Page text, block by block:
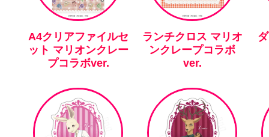
A4クリアファイルセ
ット マリオンクレー
プコラボver.
ランチクロス マリオ
ンクレープコラボ
ver.